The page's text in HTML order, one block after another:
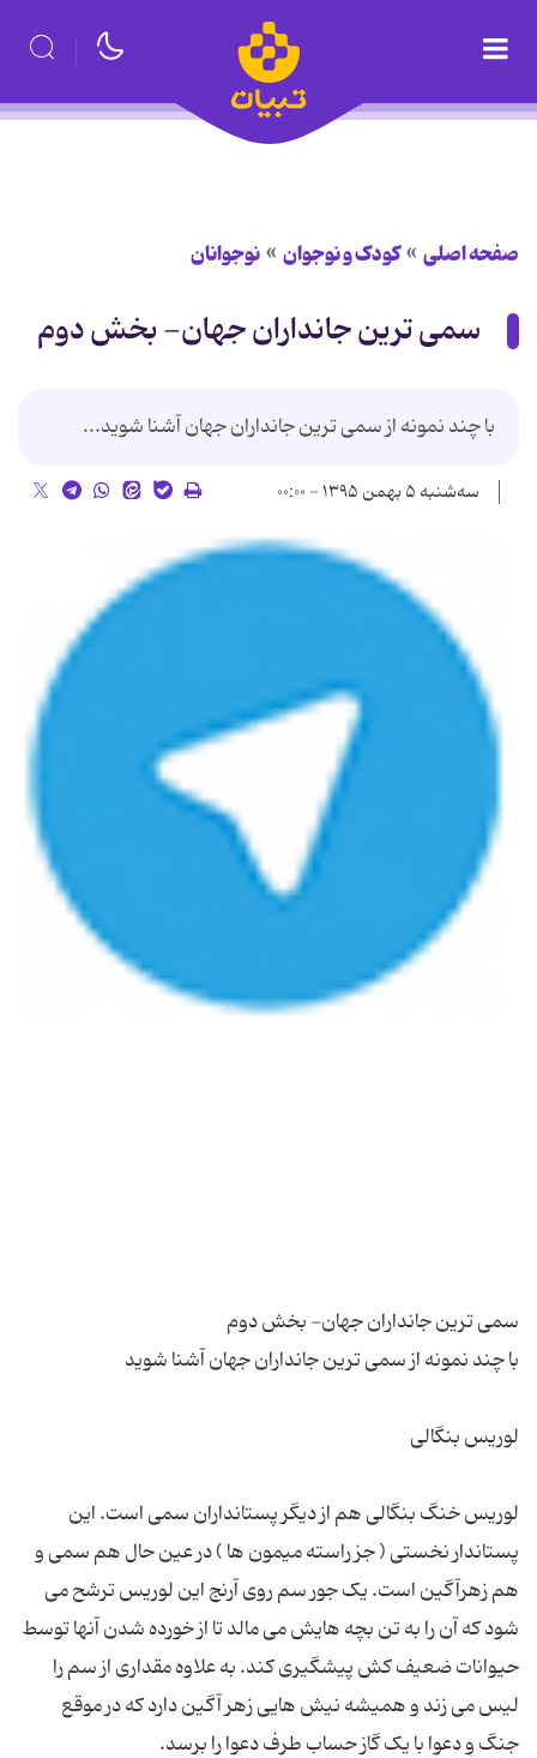
صفحه اصلی کودک و نوجوان نوجوانان
سمی ترین جانداران جهان- بخش دوم
با چند نمونه از سمی ترین جانداران جهان آشنا شوید...
سه‌شنبه ۵ بهمن ۱۳۹۵ - ۰۰:۰۰
لوریس خنگ بنگالی هم از دیگر پستانداران سمی است. این
پستاندار نخستی ( جز راسته میمون ها ) در عین حال هم سمی و
هم زهرآگین است. یک جور سم روی آرنج این لوریس ترشح می
شود که آن را به تن بچه هایش می مالد تا از خورده شدن آنها توسط
حیوانات ضعیف کش پیشگیری کند. به علاوه مقداری از سم را
لیس می زند و همیشه نیش هایی زهر آگین دارد که در موقع